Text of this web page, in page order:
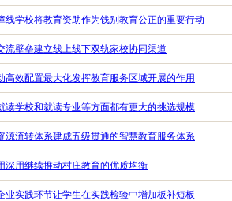
线学校将教育资助作为饯别教育公正的重要行动
流壁垒建立线上线下双轨家校协同渠道
高效配置最大化发挥教育服务区域开展的作用
读学校和就读专业等方面都有更大的挑选规模
源流转体系建成五级贯通的智慧教育服务体系
深用继续推动村庄教育的优质均衡
业实践环节让学生在实践检验中增加板补短板